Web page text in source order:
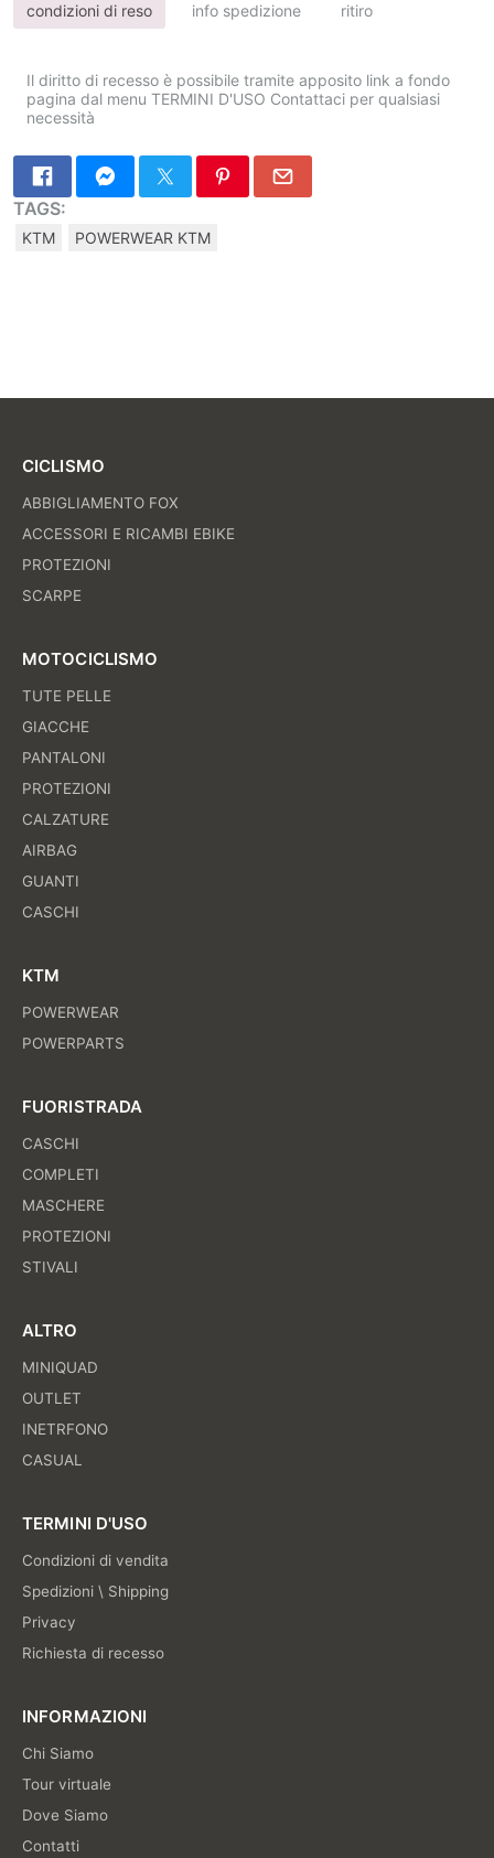
condizioni di reso info spedizione ritiro
Il diritto di recesso è possibile tramite apposito link a fondo
pagina dal menu TERMINI D'USO Contattaci per qualsiasi
necessità
TAGS:
KTM POWERWEAR KTM
CICLISMO
ABBIGLIAMENTO FOX
ACCESSORI E RICAMBI EBIKE
PROTEZIONI
SCARPE
MOTOCICLISMO
TUTE PELLE
GIACCHE
PANTALONI
PROTEZIONI
CALZATURE
AIRBAG
GUANTI
CASCHI
KTM
POWERWEAR
POWERPARTS
FUORISTRADA
CASCHI
COMPLETI
MASCHERE
PROTEZIONI
STIVALI
ALTRO
MINIQUAD
OUTLET
INETRFONO
CASUAL
TERMINI D'USO
Condizioni di vendita
Spedizioni \ Shipping
Privacy
Richiesta di recesso
INFORMAZIONI
Chi Siamo
Tour virtuale
Dove Siamo
Contatti